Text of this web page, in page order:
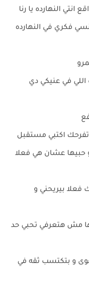
انتي النهارده يا رنا
فكري في النهارده
في عنيكي دي
تفرحك اكتبي مستقبل
و حبيها عشان هي فعلا
بيريحني و
مش هتعرفي تحبي حد
و بتكتسب ثقه في